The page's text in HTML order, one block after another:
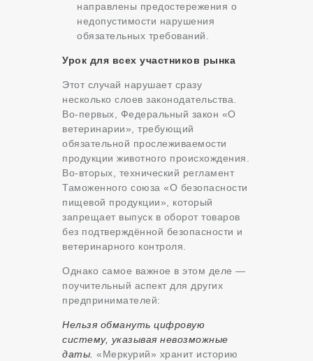
направлены предостережения о
недопустимости нарушения
обязательных требований.
Урок для всех участников рынка
Этот случай нарушает сразу
несколько слоев законодательства.
Во-первых, Федеральный закон «О
ветеринарии», требующий
обязательной прослеживаемости
продукции животного происхождения.
Во-вторых, технический регламент
Таможенного союза «О безопасности
пищевой продукции», который
запрещает выпуск в оборот товаров
без подтверждённой безопасности и
ветеринарного контроля.
Однако самое важное в этом деле —
поучительный аспект для других
предпринимателей:
Нельзя обмануть цифровую
систему, указывая невозможные
даты. «Меркурий» хранит историю